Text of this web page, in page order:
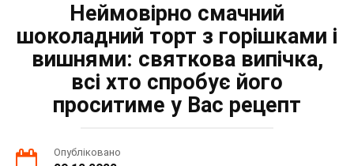
Неймовірно смачний
шоколадний торт з горішками і
вишнями: святкова випічка,
всі хто спробує його
проситиме у Вас рецепт
Опубліковано